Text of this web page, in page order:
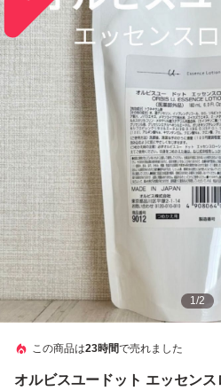
1/2
この商品は23時間で売れました
オルビスユードット エッセン